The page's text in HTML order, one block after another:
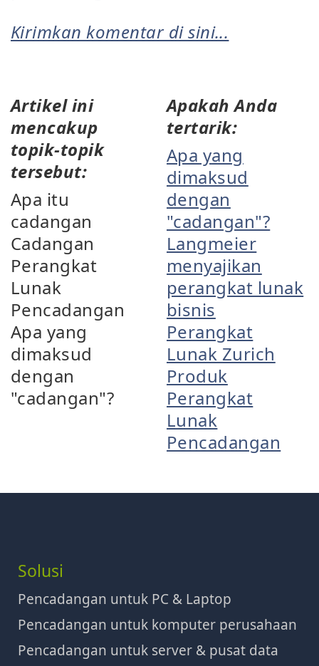
Kirimkan komentar di sini...
Artikel ini
mencakup
topik-topik
tersebut:
Apa itu
cadangan
Cadangan
Perangkat
Lunak
Pencadangan
Apa yang
dimaksud
dengan
"cadangan"?
Apakah Anda
tertarik:
Apa yang
dimaksud
dengan
"cadangan"?
Langmeier
menyajikan
perangkat lunak
bisnis
Perangkat
Lunak Zurich
Produk
Perangkat
Lunak
Pencadangan
Solusi
Pencadangan untuk PC & Laptop
Pencadangan untuk komputer perusahaan
Pencadangan untuk server & pusat data